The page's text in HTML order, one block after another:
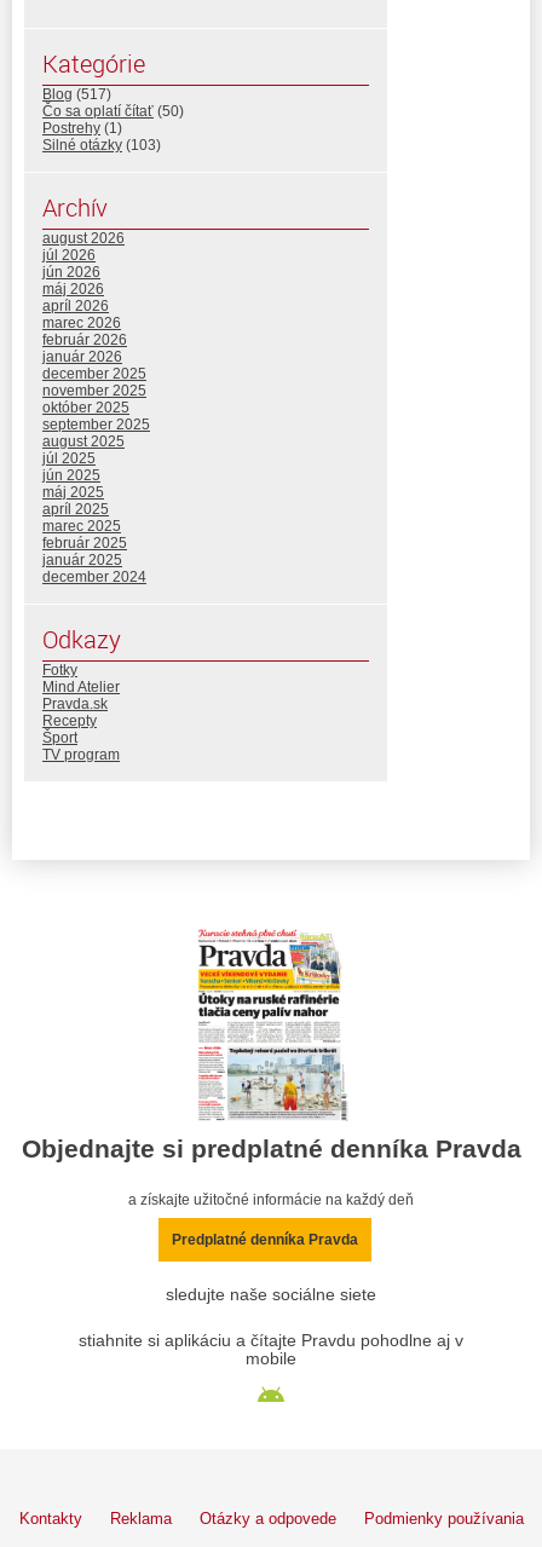
Kategórie
Blog (517)
Čo sa oplatí čítať (50)
Postrehy (1)
Silné otázky (103)
Archív
august 2026
júl 2026
jún 2026
máj 2026
apríl 2026
marec 2026
február 2026
január 2026
december 2025
november 2025
október 2025
september 2025
august 2025
júl 2025
jún 2025
máj 2025
apríl 2025
marec 2025
február 2025
január 2025
december 2024
Odkazy
Fotky
Mind Atelier
Pravda.sk
Recepty
Šport
TV program
Objednajte si predplatné denníka Pravda
a získajte užitočné informácie na každý deň
Predplatné denníka Pravda
sledujte naše sociálne siete
stiahnite si aplikáciu a čítajte Pravdu pohodlne aj v
mobile
Kontakty Reklama Otázky a odpovede Podmienky používania